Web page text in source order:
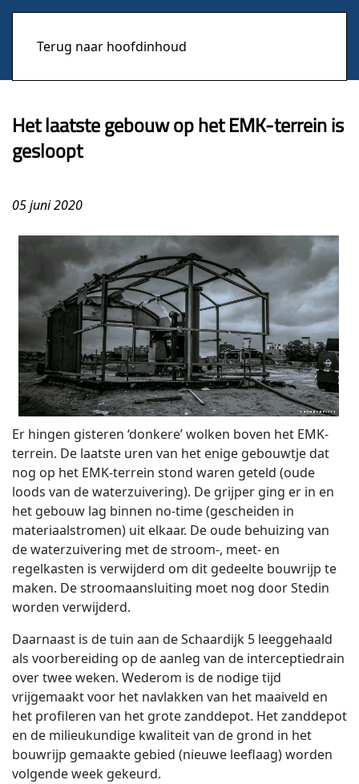
Terug naar hoofdinhoud
Het laatste gebouw op het EMK-terrein is
gesloopt
05 juni 2020
Er hingen gisteren ‘donkere’ wolken boven het EMK-
terrein. De laatste uren van het enige gebouwtje dat
nog op het EMK-terrein stond waren geteld (oude
loods van de waterzuivering). De grijper ging er in en
het gebouw lag binnen no-time (gescheiden in
materiaalstromen) uit elkaar. De oude behuizing van
de waterzuivering met de stroom-, meet- en
regelkasten is verwijderd om dit gedeelte bouwrijp te
maken. De stroomaansluiting moet nog door Stedin
worden verwijderd.
Daarnaast is de tuin aan de Schaardijk 5 leeggehaald
als voorbereiding op de aanleg van de interceptiedrain
over twee weken. Wederom is de nodige tijd
vrijgemaakt voor het navlakken van het maaiveld en
het profileren van het grote zanddepot. Het zanddepot
en de milieukundige kwaliteit van de grond in het
bouwrijp gemaakte gebied (nieuwe leeflaag) worden
volgende week gekeurd.